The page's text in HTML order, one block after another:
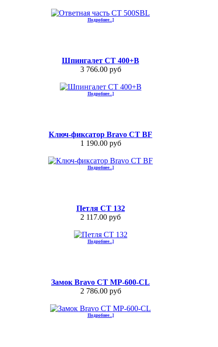
Подробнее...]
Шпингалет СТ 400+B
3 766.00 руб
Подробнее...]
Ключ-фиксатор Bravo СТ BF
1 190.00 руб
Подробнее...]
Петля СТ 132
2 117.00 руб
Подробнее...]
Замок Bravo СТ MP-600-CL
2 786.00 руб
Подробнее...]